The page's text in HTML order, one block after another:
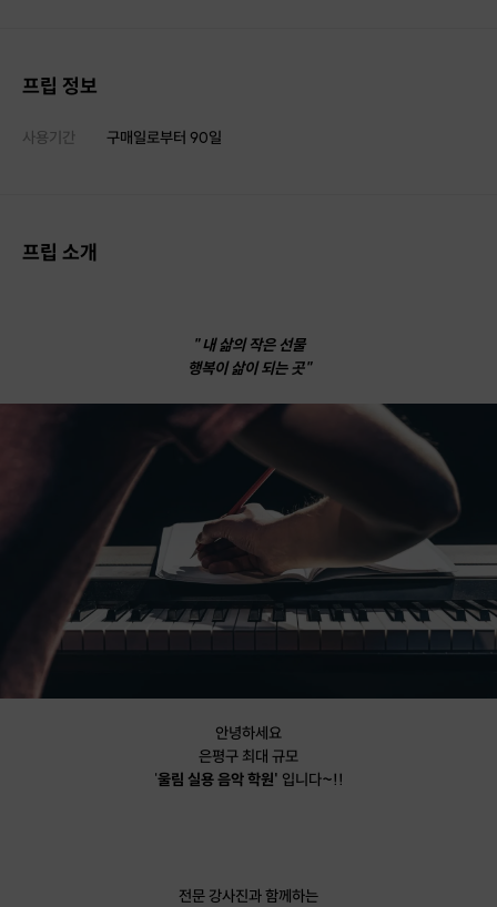
프립 정보
사용기간 구매일로부터 90일
프립 소개
" 내 삶의 작은 선물
행복이 삶이 되는 곳"
안녕하세요
은평구 최대 규모
'울림 실용 음악 학원' 입니다~!!
전문 강사진과 함께하는